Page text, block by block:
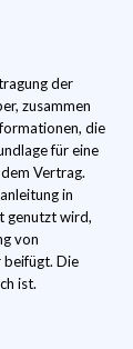
der
zusammen
die
für eine
Vertrag.
in
genutzt wird,
von
beifügt. Die
ist.